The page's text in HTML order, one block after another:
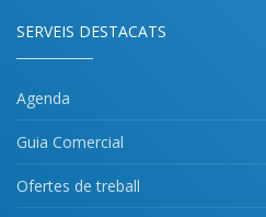
SERVEIS DESTACATS
Agenda
Guia Comercial
Ofertes de treball